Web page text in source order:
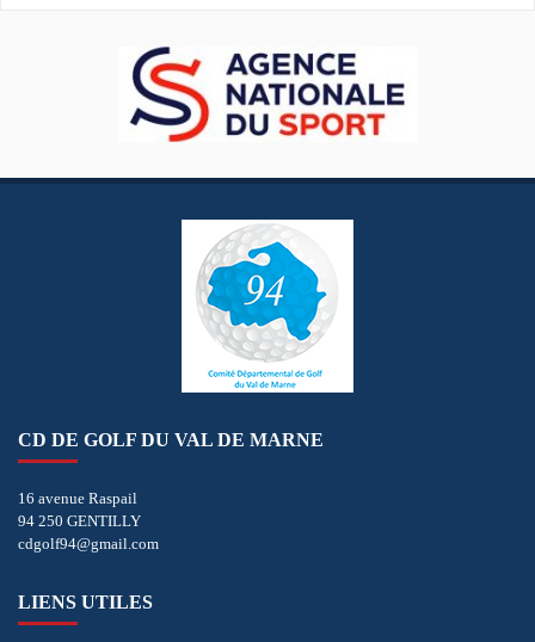
CD DE GOLF DU VAL DE MARNE
16 avenue Raspail
94 250 GENTILLY
cdgolf94@gmail.com
LIENS UTILES